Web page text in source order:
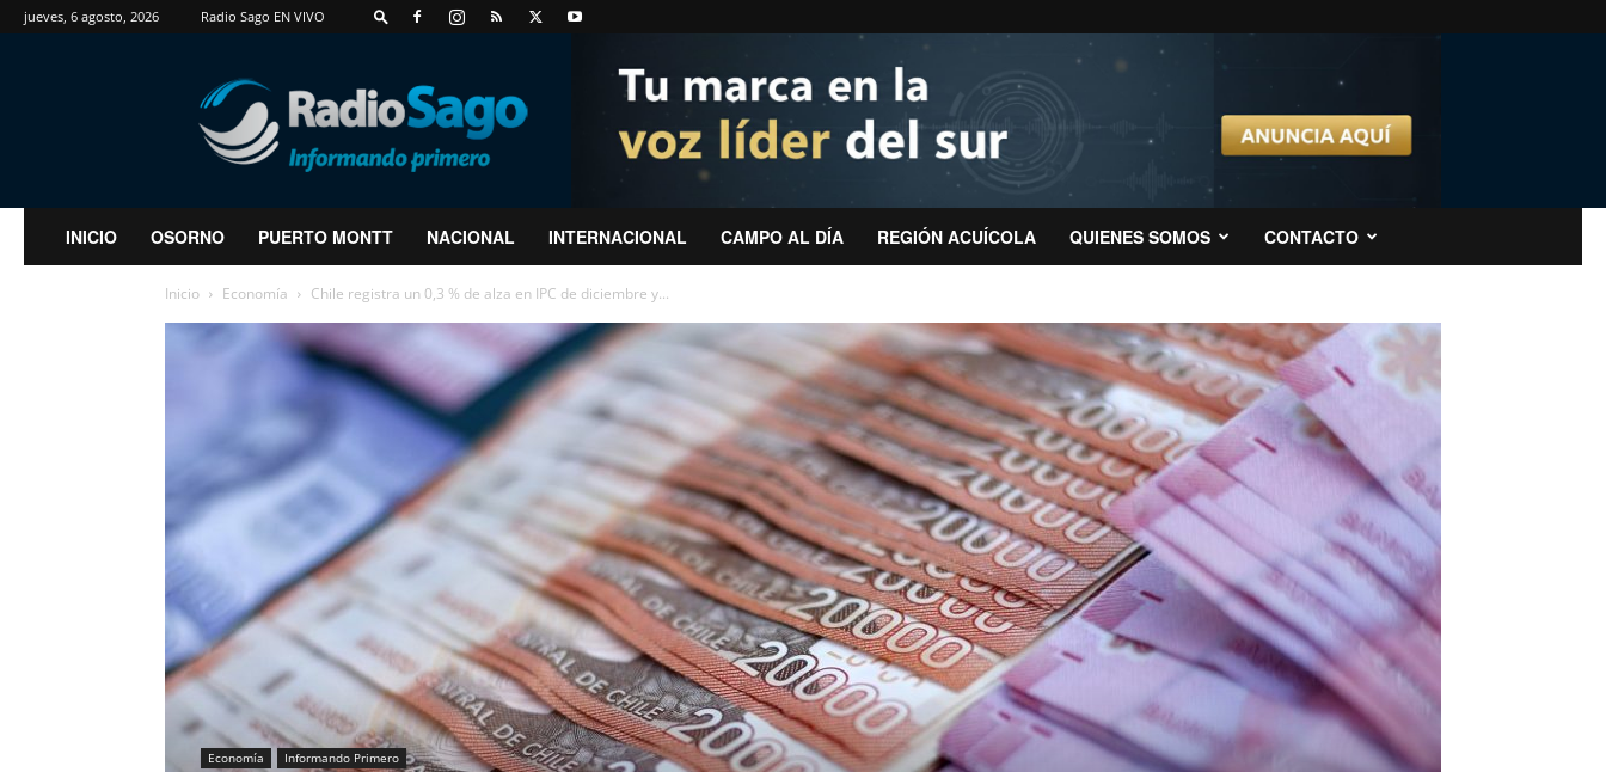
jueves, 6 agosto, 2026 Radio Sago EN VIVO
RadioSago
INICIO OSORNO PUERTO MONTT NACIONAL INTERNACIONAL CAMPO AL DÍA REGIÓN ACUÍCOLA QUIENES SOMOS CONTACTO
Inicio Economía Chile registra un 0,3 % de alza en IPC de diciembre y...
Economía Informando Primero